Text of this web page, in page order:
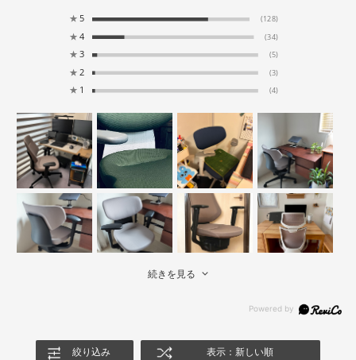
★ 5 (128)
★ 4 (34)
★ 3 (5)
★ 2 (3)
★ 1 (4)
続きを見る
絞り込み 表示：新しい順